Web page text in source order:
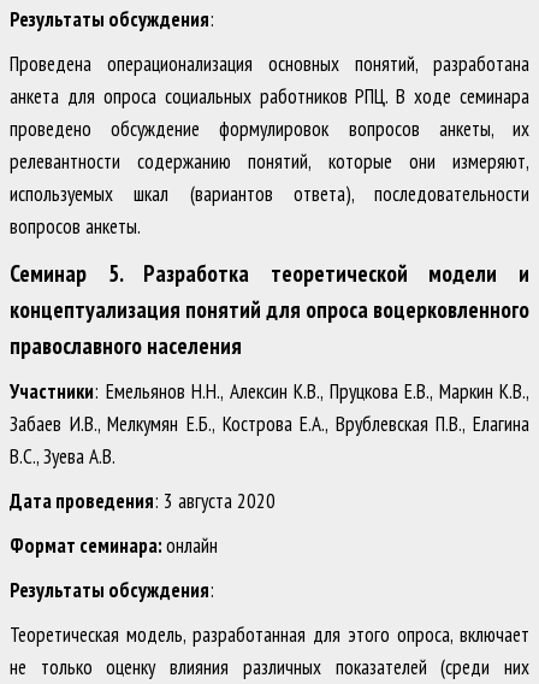
Результаты обсуждения:
Проведена операционализация основных понятий, разработана
анкета для опроса социальных работников РПЦ. В ходе семинара
проведено обсуждение формулировок вопросов анкеты, их
релевантности содержанию понятий, которые они измеряют,
используемых шкал (вариантов ответа), последовательности
вопросов анкеты.
Семинар 5. Разработка теоретической модели и
концептуализация понятий для опроса воцерковленного
православного населения
Участники: Емельянов Н.Н., Алексин К.В., Пруцкова Е.В., Маркин К.В.,
Забаев И.В., Мелкумян Е.Б., Кострова Е.А., Врублевская П.В., Елагина
В.С., Зуева А.В.
Дата проведения: 3 августа 2020
Формат семинара:онлайн
Результаты обсуждения:
Теоретическая модель, разработанная для этого опроса, включает
не только оценку влияния различных показателей (среди них